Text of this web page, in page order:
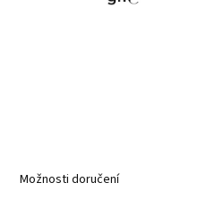
Možnosti doručení